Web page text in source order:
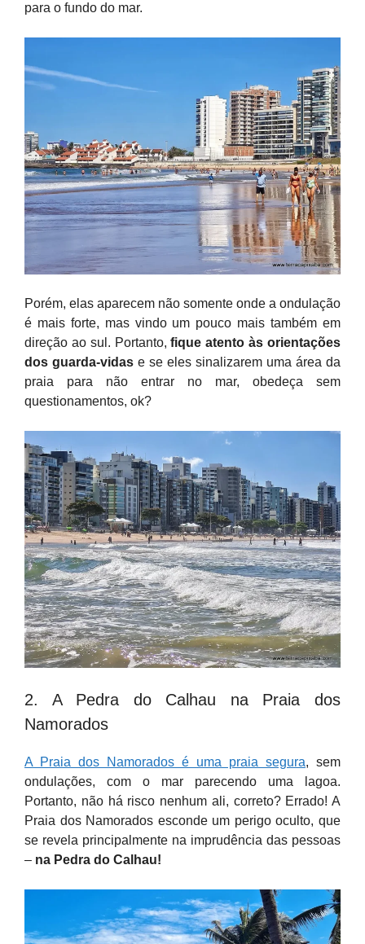
para o fundo do mar.
Porém, elas aparecem não somente onde a ondulação
é mais forte, mas vindo um pouco mais também em
direção ao sul. Portanto,fique atento às orientações
dos guarda-vidas e se eles sinalizarem uma área da
praia para não entrar no mar, obedeça sem
questionamentos, ok?
2. A Pedra do Calhau na Praia dos
Namorados
A Praia dos Namorados é uma praia segura, sem
ondulações, com o mar parecendo uma lagoa.
Portanto, não há risco nenhum ali, correto? Errado! A
Praia dos Namorados esconde um perigo oculto, que
se revela principalmente na imprudência das pessoas
– na Pedra do Calhau!